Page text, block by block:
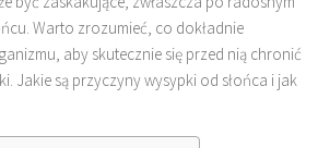
Warto zrozumieć, co dokładnie
aby skutecznie się przed nią chronić
Jakie są przyczyny wysypki od słońca i jak